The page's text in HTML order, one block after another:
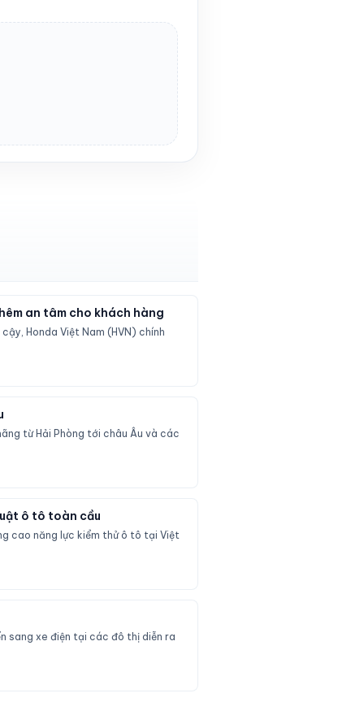
an tâm cho khách hàng
Honda Việt Nam (HVN) chính
từ Hải Phòng tới châu Âu và các
ô tô toàn cầu
cao năng lực kiểm thử ô tô tại Việt
sang xe điện tại các đô thị diễn ra